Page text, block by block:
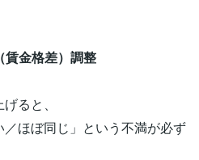
賃金格差）調整
ると、
／ほぼ同じ」という不満が必ず